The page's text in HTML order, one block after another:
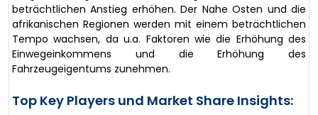
beträchtlichen Anstieg erhöhen. Der Nahe Osten und die
afrikanischen Regionen werden mit einem beträchtlichen
Tempo wachsen, da u.a. Faktoren wie die Erhöhung des
Einwegeinkommens und die Erhöhung des
Fahrzeugeigentums zunehmen.
Top Key Players und Market Share Insights: